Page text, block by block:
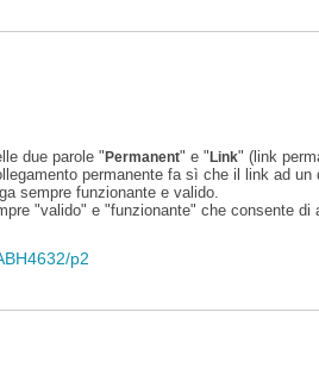
due parole "Permanent" e "Link" (link
permanente fa sì che il link ad
sempre funzionante e valido.
"valido" e "funzionante" che consente
p2